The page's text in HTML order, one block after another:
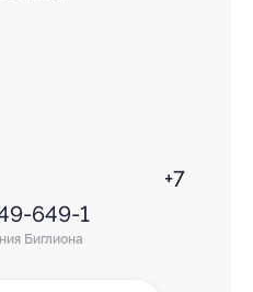
+7
649-1
Биглиона